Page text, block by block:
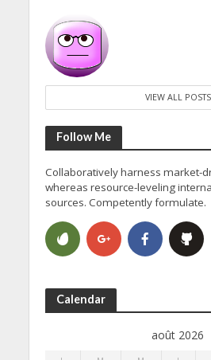
VIEW ALL POSTS
Follow Me
Collaboratively harness market-
whereas resource-leveling
sources. Competently formulate.
Calendar
août 2026